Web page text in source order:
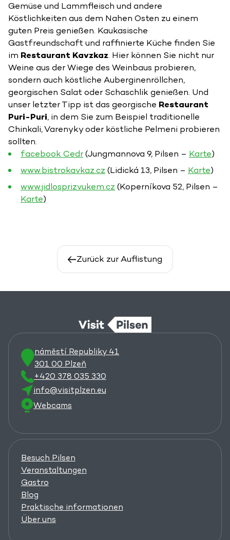
Gemüse und Lammfleisch und andere
Köstlichkeiten aus dem Nahen Osten zu einem
guten Preis genießen. Kaukasische
Gastfreundschaft und raffinierte Küche finden Sie
im Restaurant Kavzkaz. Hier können Sie nicht nur
Weine aus der Wiege des Weinbaus probieren,
sondern auch köstliche Auberginenröllchen,
georgischen Salat oder Schaschlik genießen. Und
unser letzter Tipp ist das georgische Restaurant
Puri-Puri, in dem Sie zum Beispiel traditionelle
Chinkali, Varenyky oder köstliche Pelmeni probieren
sollten.
facebook Cedr(Jungmannova 9, Pilsen – Karte)
www.bistrokavkaz.cz (Lidická 13, Pilsen – Karte)
www.jidlosprizvukem.cz (Koperníkova 52, Pilsen –
Karte)
Zurück zur Auflistung
náměstí Republiky 41
301 00 Plzeň
+420 378 035 330
info@visitplzen.eu
Webcams
Besuch Pilsen
Veranstaltungen
Gastro
Blog
Praktische informationen
Über uns